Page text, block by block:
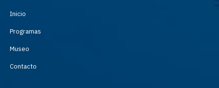
Inicio
Programas
Museo
Contacto